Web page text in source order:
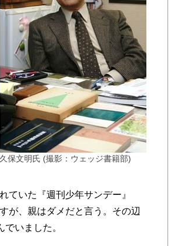
久保文明氏 (撮影：ウェッジ書籍部)
いた『週刊少年サンデー』
が、親はダメだと言う。その辺
いました。